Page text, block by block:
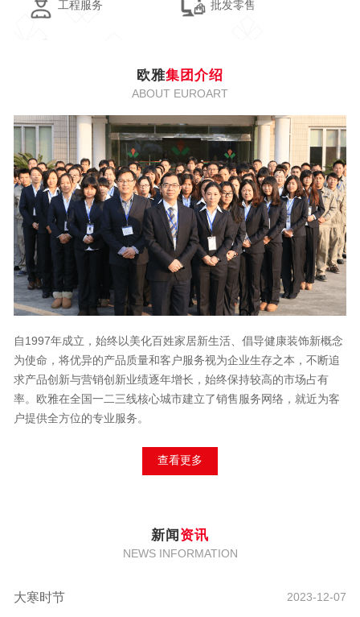
工程服务 批发零售
欧雅集团介绍
ABOUT EUROART
自1997年成立，始终以美化百姓家居新生活、倡导健康装饰新概念
为使命，将优异的产品质量和客户服务视为企业生存之本，不断追
求产品创新与营销创新业绩逐年增长，始终保持较高的市场占有
率。欧雅在全国一二三线核心城市建立了销售服务网络，就近为客
户提供全方位的专业服务。
查看更多
新闻 资讯
NEWS INFORMATION
大寒时节 2023-12-07